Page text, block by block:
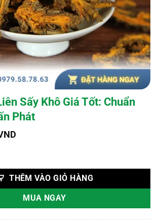
Sấy Khô Giá Tốt: Chuẩn
Phát
Khô Giá Tốt: Chuẩn Dược Liệu Tấn Phát số
THÊM VÀO GIỎ HÀNG
MUA NGAY